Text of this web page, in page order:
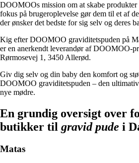
DOOMOOs mission om at skabe
fokus på brugeroplevelse gør dem til et af
der ønsker det bedste for sig selv og deres
Kig efter DOOMOO graviditetspuden på
er en anerkendt leverandør af DOOMOO-
Rørmosevej 1, 3450 Allerød.
Giv dig selv og din baby den komfort og
DOOMOO graviditetspuden – den
nye mødre.
En grundig oversigt over
butikker til gravid pude i
Matas